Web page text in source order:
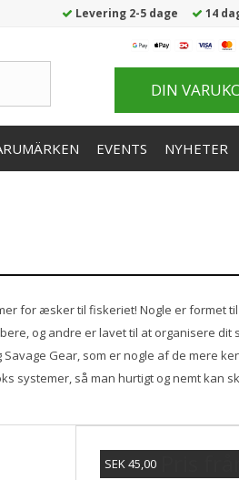
Levering 2-5 dage 14
DIN
EVENTS NYHETER
for æsker til fiskeriet! Nogle er formet
og andre er lavet til at organisere dit
Gear, som er nogle af de mere
systemer, så man hurtigt og nemt kan
SEK 45,00